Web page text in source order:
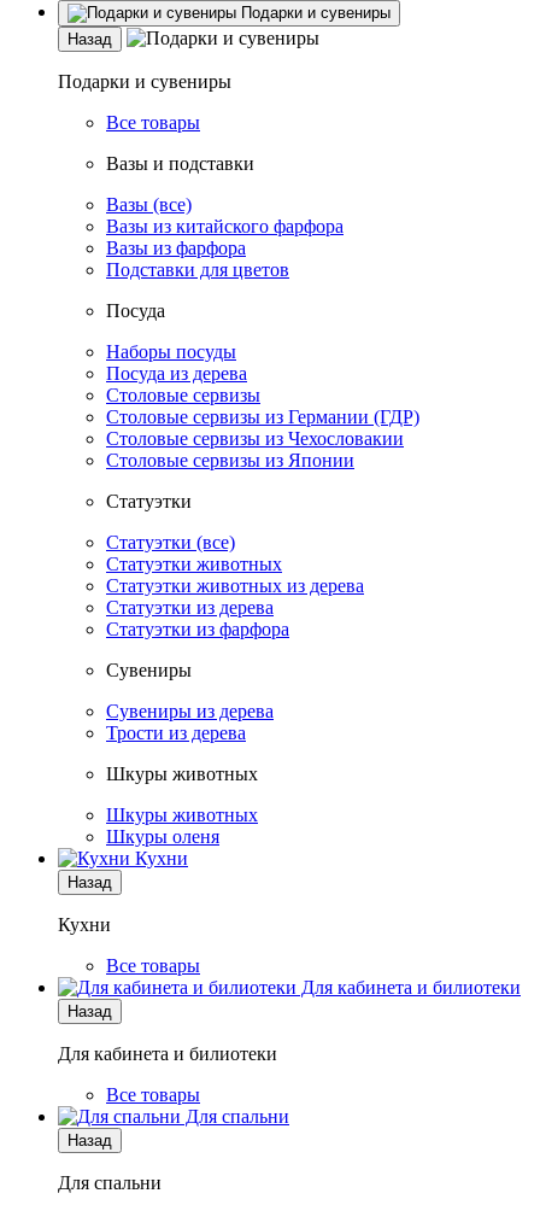
Подарки и сувениры
Назад
Подарки и сувениры
Все товары
Вазы и подставки
Вазы (все)
Вазы из китайского фарфора
Вазы из фарфора
Подставки для цветов
Посуда
Наборы посуды
Посуда из дерева
Столовые сервизы
Столовые сервизы из Германии (ГДР)
Столовые сервизы из Чехословакии
Столовые сервизы из Японии
Статуэтки
Статуэтки (все)
Статуэтки животных
Статуэтки животных из дерева
Статуэтки из дерева
Статуэтки из фарфора
Сувениры
Сувениры из дерева
Трости из дерева
Шкуры животных
Шкуры животных
Шкуры оленя
Кухни
Назад
Кухни
Все товары
Для кабинета и билиотеки
Назад
Для кабинета и билиотеки
Все товары
Для спальни
Назад
Для спальни